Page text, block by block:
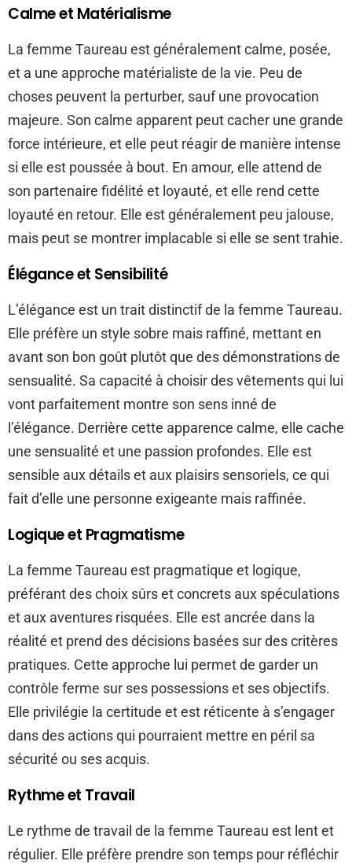
Calme et Matérialisme
La femme Taureau est généralement calme, posée,
et a une approche matérialiste de la vie. Peu de
choses peuvent la perturber, sauf une provocation
majeure. Son calme apparent peut cacher une grande
force intérieure, et elle peut réagir de manière intense
si elle est poussée à bout. En amour, elle attend de
son partenaire fidélité et loyauté, et elle rend cette
loyauté en retour. Elle est généralement peu jalouse,
mais peut se montrer implacable si elle se sent trahie.
Élégance et Sensibilité
L’élégance est un trait distinctif de la femme Taureau.
Elle préfère un style sobre mais raffiné, mettant en
avant son bon goût plutôt que des démonstrations de
sensualité. Sa capacité à choisir des vêtements qui lui
vont parfaitement montre son sens inné de
l’élégance. Derrière cette apparence calme, elle cache
une sensualité et une passion profondes. Elle est
sensible aux détails et aux plaisirs sensoriels, ce qui
fait d’elle une personne exigeante mais raffinée.
Logique et Pragmatisme
La femme Taureau est pragmatique et logique,
préférant des choix sûrs et concrets aux spéculations
et aux aventures risquées. Elle est ancrée dans la
réalité et prend des décisions basées sur des critères
pratiques. Cette approche lui permet de garder un
contrôle ferme sur ses possessions et ses objectifs.
Elle privilégie la certitude et est réticente à s’engager
dans des actions qui pourraient mettre en péril sa
sécurité ou ses acquis.
Rythme et Travail
Le rythme de travail de la femme Taureau est lent et
régulier. Elle préfère prendre son temps pour réfléchir